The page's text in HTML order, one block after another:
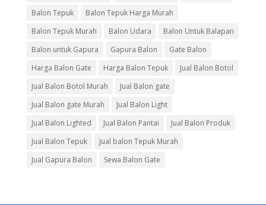
Balon Tepuk
Balon Tepuk Harga Murah
Balon Tepuk Murah
Balon Udara
Balon Untuk Balapan
Balon untuk Gapura
Gapura Balon
Gate Balon
Harga Balon Gate
Harga Balon Tepuk
Jual Balon Botol
Jual Balon Botol Murah
Jual Balon gate
Jual Balon gate Murah
Jual Balon Light
Jual Balon Lighted
Jual Balon Pantai
Jual Balon Produk
Jual Balon Tepuk
Jual balon Tepuk Murah
Jual Gapura Balon
Sewa Balon Gate